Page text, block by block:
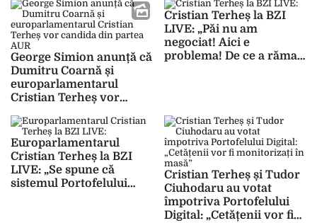
confundați!” – FOTO
„Boierul din Iași, Mihai
Chirica, am văzut că are
niste excese de
grandomanie”
George Simion anunță că
Dumitru Coarnă și
europarlamentarul
Cristian Terheș vor
Cristian Terheș la BZI
LIVE: „Păi nu am
negociat! Aici e
problema! De ce a rămas
Europarlamentarul
Cristian Terheș la BZI
LIVE: „Se spune că
sistemul Portofelului
Cristian Terheș și Tudor
Ciuhodaru au votat
împotriva Portofelului
Digital: „Cetățenii vor fi